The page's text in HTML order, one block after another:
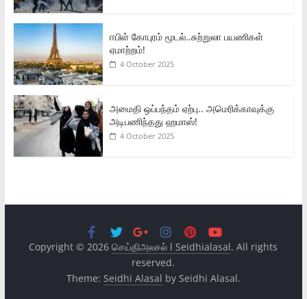
ஈபிள் கோபுரம் மூடல்..சுற்றுலா பயணிகள்
ஏமாற்றம்!
4 October 2025
அமைதி ஒப்பந்தம் ஏற்பு.. அமெரிக்காவுக்கு
அடிபணிந்தது ஹமாஸ்!
4 October 2025
Copyright © 2026செய்திஅலசல் l Seidhialasal. All rights
reserved.
Theme: Seidhi Alasal by Seidhi Alasal.